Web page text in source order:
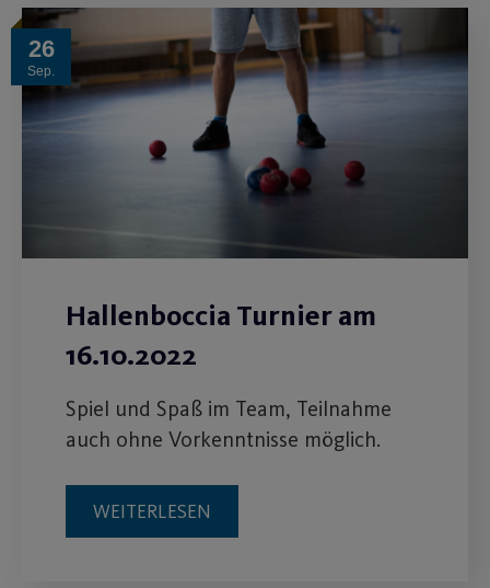
26
Sep.
Hallenboccia Turnier am
16.10.2022
Spiel und Spaß im Team, Teilnahme
auch ohne Vorkenntnisse möglich.
WEITERLESEN